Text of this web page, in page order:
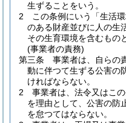
生ずることをいう。
2
この条例にいう「生活
のある財産並びに人の生
その生育環境を含むもの
(事業者の責務)
第三条
事業者は、自らの
動に伴つて生ずる公害の
ければならない。
2
事業者は、法令又はこ
を理由として、公害の防
を怠つてはならない。